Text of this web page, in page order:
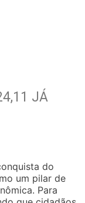
JÁ
do
um pilar de
Para